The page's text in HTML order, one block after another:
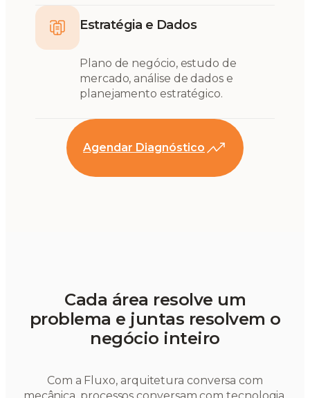
Estratégia e Dados
Plano de negócio, estudo de
mercado, análise de dados e
planejamento estratégico.
Agendar Diagnóstico
Cada área resolve um
problema e juntas resolvem o
negócio inteiro
Com a Fluxo, arquitetura conversa com